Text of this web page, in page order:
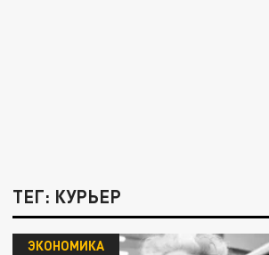
ТЕГ: КУРЬЕР
ЭКОНОМИКА